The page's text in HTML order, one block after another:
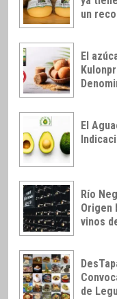
un
El
El
Río
Origen
vinos
de